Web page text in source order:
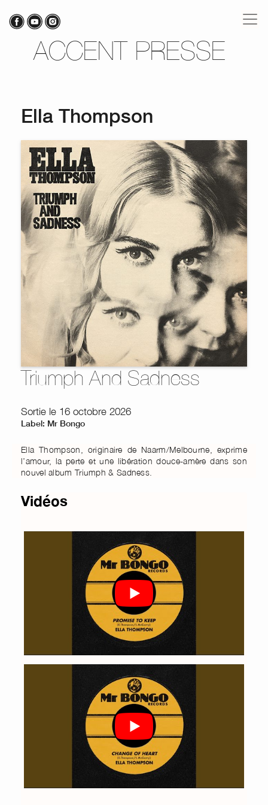
ACCENT PRESSE
Ella Thompson
Triumph And Sadness
Sortie le 16 octobre 2026
Label: Mr Bongo
Ella Thompson, originaire de Naarm/Melbourne, exprime
l’amour, la perte et une libération douce-amère dans son
nouvel album Triumph & Sadness.
Vidéos